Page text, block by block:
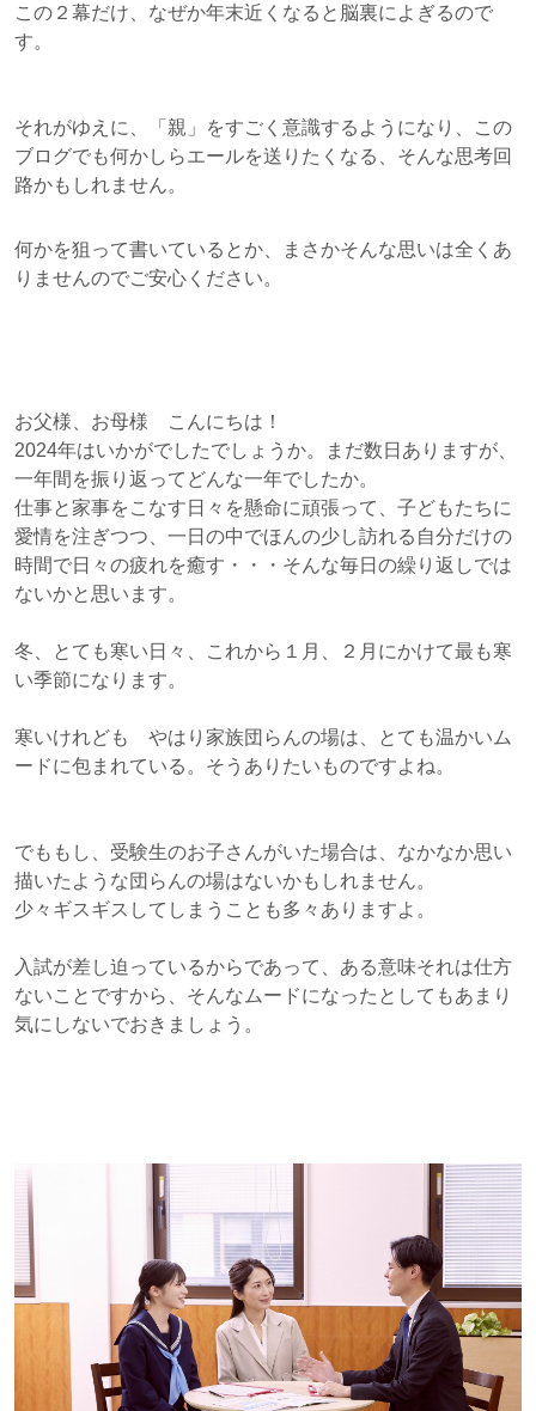
この２幕だけ、なぜか年末近くなると脳裏によぎるので
す。
それがゆえに、「親」をすごく意識するようになり、この
ブログでも何かしらエールを送りたくなる、そんな思考回
路かもしれません。
何かを狙って書いているとか、まさかそんな思いは全くあ
りませんのでご安心ください。
お父様、お母様 こんにちは！
2024年はいかがでしたでしょうか。まだ数日ありますが、
一年間を振り返ってどんな一年でしたか。
仕事と家事をこなす日々を懸命に頑張って、子どもたちに
愛情を注ぎつつ、一日の中でほんの少し訪れる自分だけの
時間で日々の疲れを癒す・・・そんな毎日の繰り返しでは
ないかと思います。
冬、とても寒い日々、これから１月、２月にかけて最も寒
い季節になります。
寒いけれども やはり家族団らんの場は、とても温かいム
ードに包まれている。そうありたいものですよね。
でももし、受験生のお子さんがいた場合は、なかなか思い
描いたような団らんの場はないかもしれません。
少々ギスギスしてしまうことも多々ありますよ。
入試が差し迫っているからであって、ある意味それは仕方
ないことですから、そんなムードになったとしてもあまり
気にしないでおきましょう。